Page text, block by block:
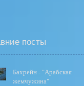
посты
Бахрейн - "Арабская
жемчужина"